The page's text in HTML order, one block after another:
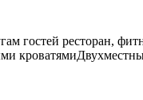
гостей ресторан,